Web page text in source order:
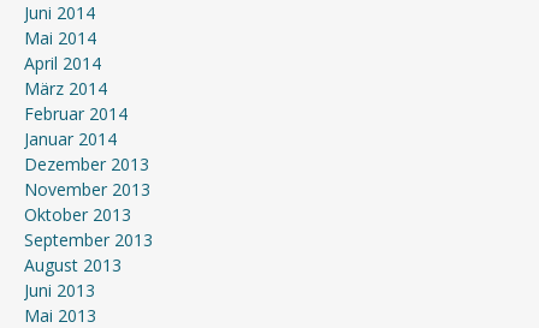
Juni 2014
Mai 2014
April 2014
März 2014
Februar 2014
Januar 2014
Dezember 2013
November 2013
Oktober 2013
September 2013
August 2013
Juni 2013
Mai 2013